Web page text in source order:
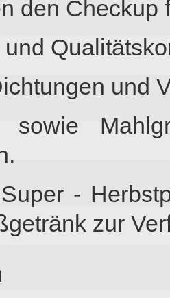
den Checkup
und
sowie
-
zur